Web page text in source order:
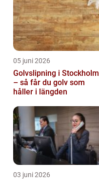
05 juni 2026
Golvslipning i Stockholm
– så får du golv som
håller i längden
03 juni 2026